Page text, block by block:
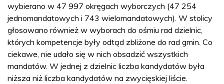
wybierano w 47 997 okręgach wyborczych (47 254
jednomandatowych i 743 wielomandatowych). W stolicy
głosowano również w wyborach do ośmiu rad dzielnic,
których kompetencje były odtąd zbliżone do rad gmin. Co
ciekawe, nie udało się w nich obsadzić wszystkich
mandatów. W jednej z dzielnic liczba kandydatów była
niższa niż liczba kandydatów na zwycięskiej liście.